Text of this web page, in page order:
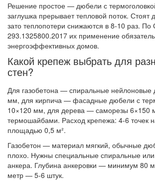
Решение простое — дюбели с
заглушка прерывает тепловой поток.
зато теплопотери снижаются в 8-10 раз. По
293.1325800.2017 их применение
энергоэффективных домов.
Какой крепеж выбрать для
стен?
Для газобетона — спиральные нейлоновые
мм, для кирпича — фасадные дюбели с
10×120 мм, для дерева — саморезы 6×150
термошайбами. Расход крепежа: 4-6 точек
площадью 0,5 м².
Газобетон — материал мягкий, обычные
плохо. Нужны специальные спиральные
анкера. Глубина анкеровки — минимум 80
метр — 5-6 штук.